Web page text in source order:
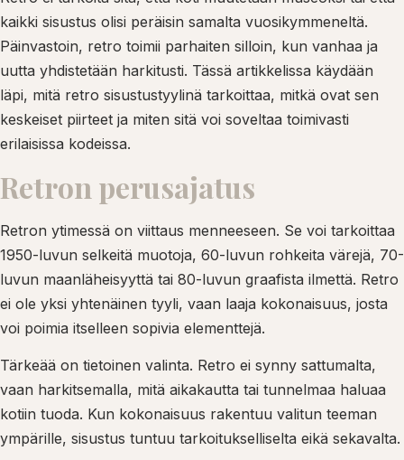
kaikki sisustus olisi peräisin samalta vuosikymmeneltä.
Päinvastoin, retro toimii parhaiten silloin, kun vanhaa ja
uutta yhdistetään harkitusti. Tässä artikkelissa käydään
läpi, mitä retro sisustustyylinä tarkoittaa, mitkä ovat sen
keskeiset piirteet ja miten sitä voi soveltaa toimivasti
erilaisissa kodeissa.
Retron perusajatus
Retron ytimessä on viittaus menneeseen. Se voi tarkoittaa
1950-luvun selkeitä muotoja, 60-luvun rohkeita värejä, 70-
luvun maanläheisyyttä tai 80-luvun graafista ilmettä. Retro
ei ole yksi yhtenäinen tyyli, vaan laaja kokonaisuus, josta
voi poimia itselleen sopivia elementtejä.
Tärkeää on tietoinen valinta. Retro ei synny sattumalta,
vaan harkitsemalla, mitä aikakautta tai tunnelmaa haluaa
kotiin tuoda. Kun kokonaisuus rakentuu valitun teeman
ympärille, sisustus tuntuu tarkoitukselliselta eikä sekavalta.